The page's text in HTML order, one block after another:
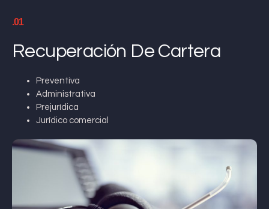
.01
Recuperación De Cartera
Preventiva
Administrativa
Prejurídica
Jurídico comercial